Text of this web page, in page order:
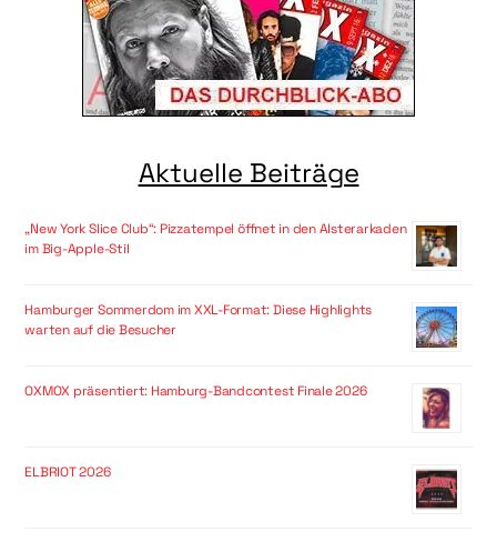
Aktuelle Beiträge
„New York Slice Club“: Pizzatempel öffnet in den Alsterarkaden
im Big-Apple-Stil
Hamburger Sommerdom im XXL-Format: Diese Highlights
warten auf die Besucher
OXMOX präsentiert: Hamburg-Bandcontest Finale 2026
ELBRIOT 2026